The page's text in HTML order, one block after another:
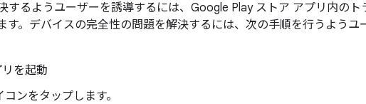
するようユーザーを誘導するには、Google Play ストア アプリ内のト
す。デバイスの完全性の問題を解決するには、次の手順を行うようユ
を起動
ンをタップします。